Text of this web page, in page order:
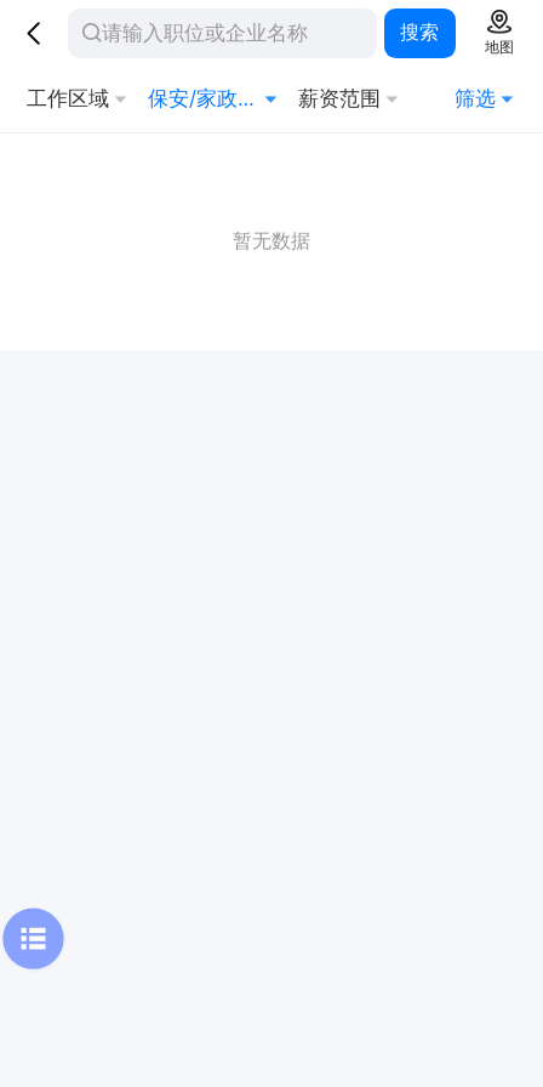
搜索
地图
工作区域 保安/家政/其他生活服务 薪资范围 筛选
暂无数据